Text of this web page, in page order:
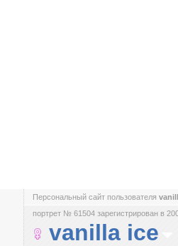
Персональный сайт пользователя
портрет № 61504 зарегистрирован в
vanilla ice